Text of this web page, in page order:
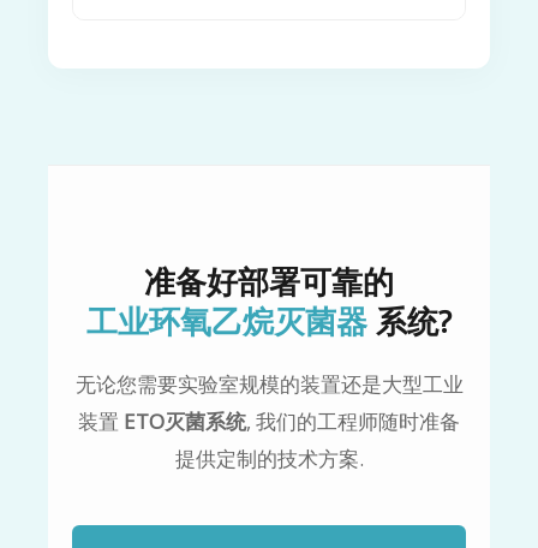
低维护成本:专为工业规模而设计，运
营和维护成本低.
了解更多ETO与其他灭菌方式的区别.
麻醉容器:气管插管, 面具, 氧气帐篷,
和雾化器.
带.
准备好部署可靠的
工业环氧乙烷灭菌器 系统?
无论您需要实验室规模的装置还是大型工业
装置 ETO灭菌系统, 我们的工程师随时准备
提供定制的技术方案.